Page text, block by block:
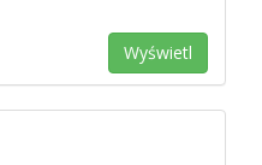
Wyświetl